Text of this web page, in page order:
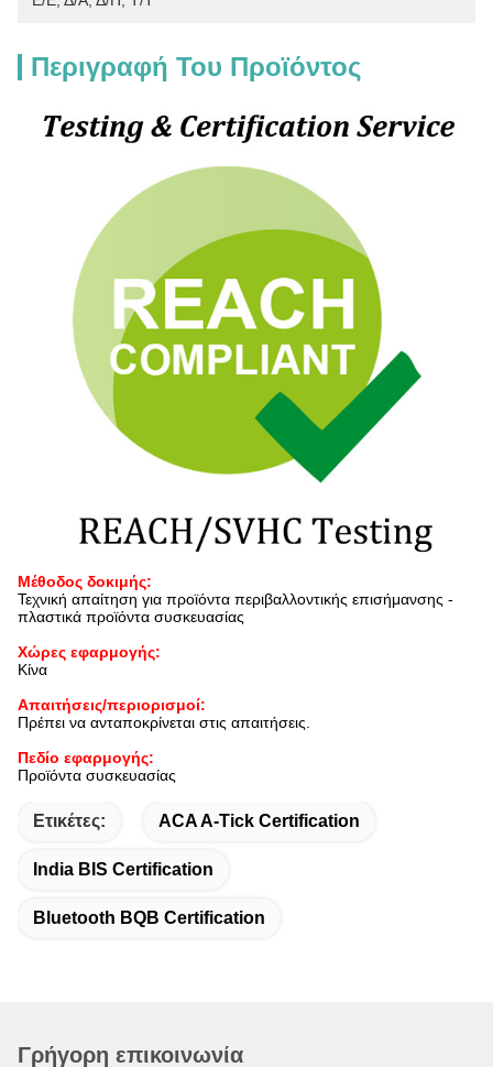
Περιγραφή Του Προϊόντος
Μέθοδος δοκιμής:
Τεχνική απαίτηση για προϊόντα περιβαλλοντικής επισήμανσης -
πλαστικά προϊόντα συσκευασίας
Χώρες εφαρμογής:
Κίνα
Απαιτήσεις/περιορισμοί:
Πρέπει να ανταποκρίνεται στις απαιτήσεις.
Πεδίο εφαρμογής:
Προϊόντα συσκευασίας
Ετικέτες: ACA A-Tick Certification
India BIS Certification
Bluetooth BQB Certification
Γρήγορη επικοινωνία